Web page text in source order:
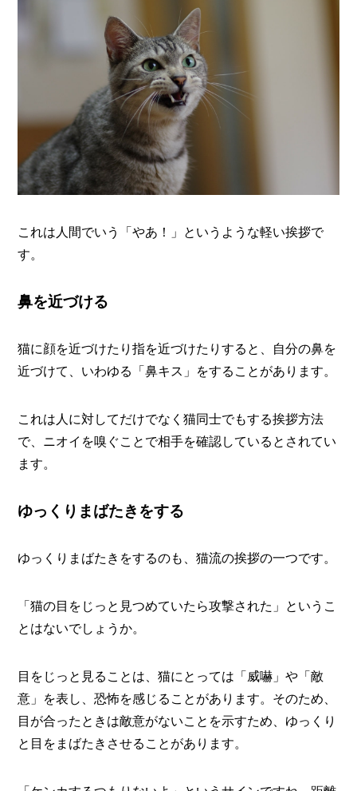
これは人間でいう「やあ！」というような軽い挨拶で
す。
鼻を近づける
猫に顔を近づけたり指を近づけたりすると、自分の鼻を
近づけて、いわゆる「鼻キス」をすることがあります。
これは人に対してだけでなく猫同士でもする挨拶方法
で、ニオイを嗅ぐことで相手を確認しているとされてい
ます。
ゆっくりまばたきをする
ゆっくりまばたきをするのも、猫流の挨拶の一つです。
「猫の目をじっと見つめていたら攻撃された」というこ
とはないでしょうか。
目をじっと見ることは、猫にとっては「威嚇」や「敵
意」を表し、恐怖を感じることがあります。そのため、
目が合ったときは敵意がないことを示すため、ゆっくり
と目をまばたきさせることがあります。